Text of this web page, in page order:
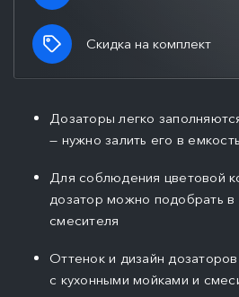
Скидка на комплект
Дозаторы легко
— нужно залить его в
Для соблюдения цветовой
дозатор можно подобрать в
смесителя
Оттенок и дизайн
с кухонными мойками и